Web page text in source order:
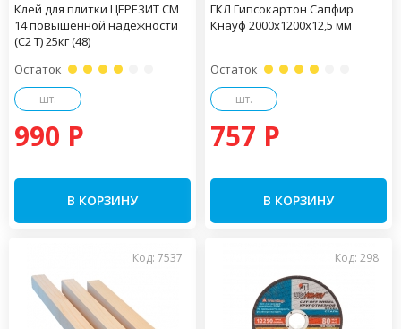
Клей для плитки ЦЕРЕЗИТ CM
14 повышенной надежности
(С2 Т) 25кг (48)
Остаток
шт.
990 P
В КОРЗИНУ
ГКЛ Гипсокартон Сапфир
Кнауф 2000х1200х12,5 мм
Остаток
шт.
757 P
В КОРЗИНУ
Код: 7537 Код: 298